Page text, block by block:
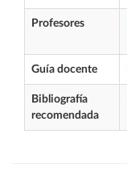
Profesores
Guía docente
Bibliografía
recomendada